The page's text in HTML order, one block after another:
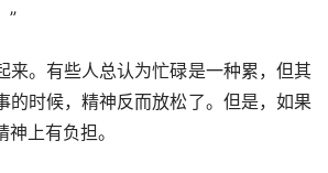
”
。有些人总认为忙碌是一种累，但其
的时候，精神反而放松了。但是，如果
上有负担。